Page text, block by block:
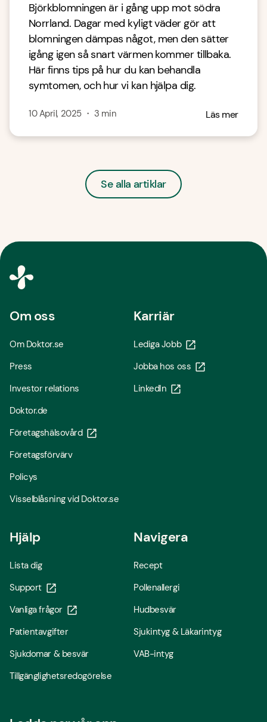
Björkblomningen är i gång upp mot södra
Norrland. Dagar med kyligt väder gör att
blomningen dämpas något, men den sätter
igång igen så snart värmen kommer tillbaka.
Här finns tips på hur du kan behandla
symtomen, och hur vi kan hjälpa dig.
10 April, 2025・ 3 min Läs mer
Se alla artiklar
Om oss
Om Doktor.se
Press
Investor relations
Doktor.de
Företagshälsovård
Företagsförvärv
Policys
Visselblåsning vid Doktor.se
Karriär
Lediga Jobb
Jobba hos oss
LinkedIn
Hjälp
Lista dig
Support
Vanliga frågor
Patientavgifter
Sjukdomar & besvär
Tillgänglighetsredogörelse
Navigera
Recept
Pollenallergi
Hudbesvär
Sjukintyg & Läkarintyg
VAB-intyg